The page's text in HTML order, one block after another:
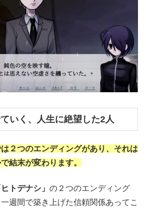
いく、人生に絶望した2人
は２つのエンディングがあり、それは
結末が変わります。
ヒトデナシ」 の２つのエンディング
週間で築き上げた信頼関係あってこ